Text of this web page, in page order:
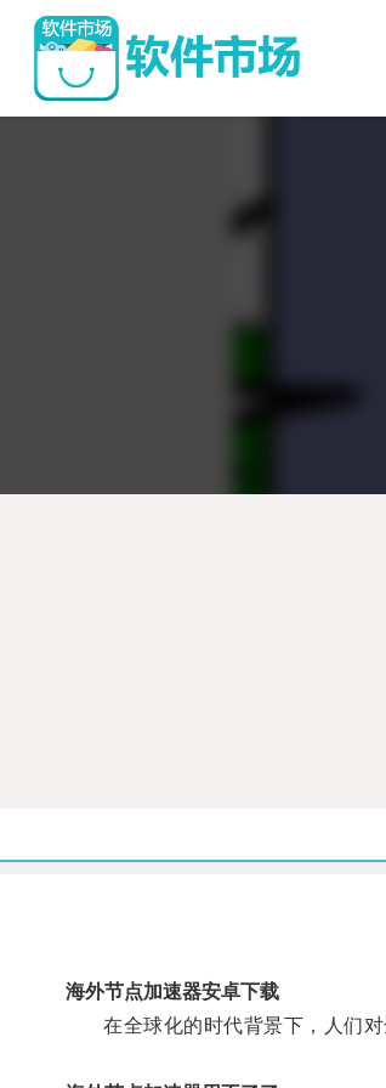
海外节点加速器安卓下载
在全球化的时代背景下，人们对